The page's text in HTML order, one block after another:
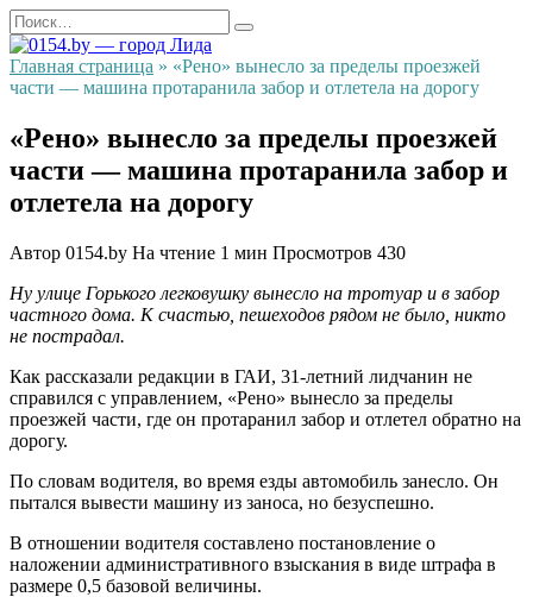
Перейти
к
содержанию
Search
for:
Главная страница » «Рено» вынесло за пределы проезжей
части — машина протаранила забор и отлетела на дорогу
«Рено» вынесло за пределы проезжей
части — машина протаранила забор и
отлетела на дорогу
Автор 0154.by На чтение 1 мин Просмотров 430
Ну улице Горького легковушку вынесло на тротуар и в забор
частного дома. К счастью, пешеходов рядом не было, никто
не пострадал.
Как рассказали редакции в ГАИ, 31-летний лидчанин не
справился с управлением, «Рено» вынесло за пределы
проезжей части, где он протаранил забор и отлетел обратно на
дорогу.
По словам водителя, во время езды автомобиль занесло. Он
пытался вывести машину из заноса, но безуспешно.
В отношении водителя составлено постановление о
наложении административного взыскания в виде штрафа в
размере 0,5 базовой величины.